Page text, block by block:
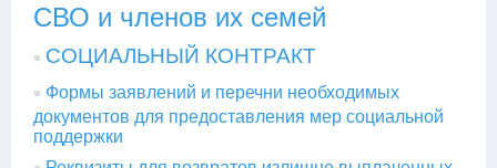
СВО и членов их семей
СОЦИАЛЬНЫЙ КОНТРАКТ
Формы заявлений и перечни необходимых
документов для предоставления мер социальной
поддержки